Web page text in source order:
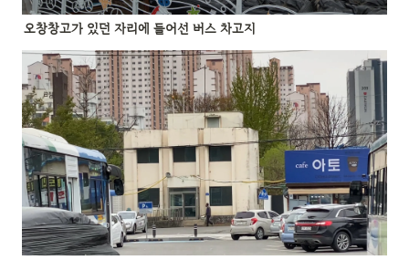
오창창고가 있던 자리에 들어선 버스 차고지